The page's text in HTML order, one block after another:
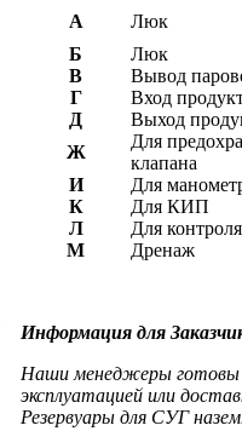
А
Люк
Б
Люк
В
Вывод
Г
Вход
Д
Выход
Ж
Для
клапана
И
Для
К
Для КИП
Л
Для
М
Дренаж
Информация для
Наши менеджеры готовы
эксплуатацией или
Резервуары для СУГ